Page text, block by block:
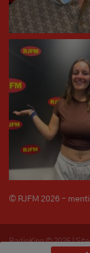
© RJFM 2026 -
RadioKing © 2026 |